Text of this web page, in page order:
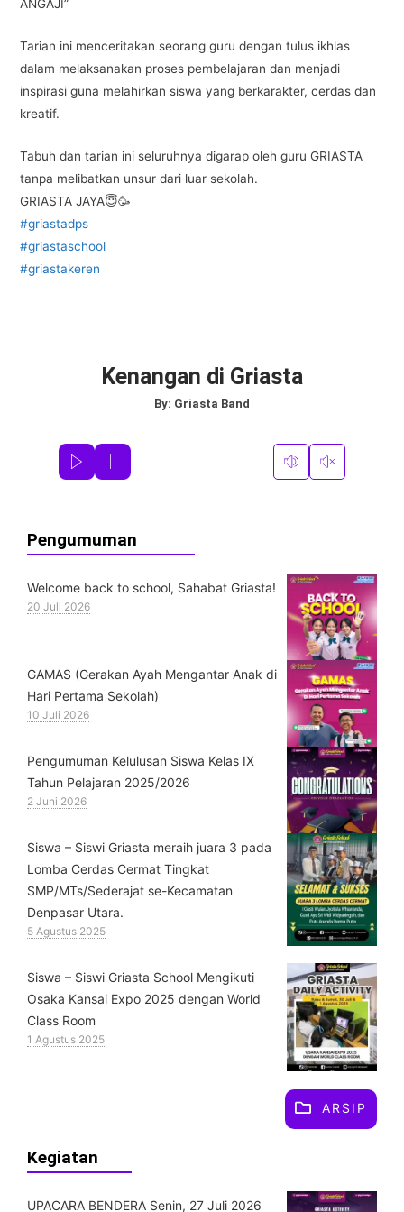
ANGAJI”
Tarian ini menceritakan seorang guru dengan tulus ikhlas
dalam melaksanakan proses pembelajaran dan menjadi
inspirasi guna melahirkan siswa yang berkarakter, cerdas dan
kreatif.
Tabuh dan tarian ini seluruhnya digarap oleh guru GRIASTA
tanpa melibatkan unsur dari luar sekolah.
GRIASTA JAYA😇🥳
#griastadps
#griastaschool
#griastakeren
Kenangan di Griasta
By: Griasta Band
Pengumuman
Welcome back to school, Sahabat Griasta!
20 Juli 2026
GAMAS (Gerakan Ayah Mengantar Anak di
Hari Pertama Sekolah)
10 Juli 2026
Pengumuman Kelulusan Siswa Kelas IX
Tahun Pelajaran 2025/2026
2 Juni 2026
Siswa – Siswi Griasta meraih juara 3 pada
Lomba Cerdas Cermat Tingkat
SMP/MTs/Sederajat se-Kecamatan
Denpasar Utara.
5 Agustus 2025
Siswa – Siswi Griasta School Mengikuti
Osaka Kansai Expo 2025 dengan World
Class Room
1 Agustus 2025
ARSIP
Kegiatan
UPACARA BENDERA Senin, 27 Juli 2026